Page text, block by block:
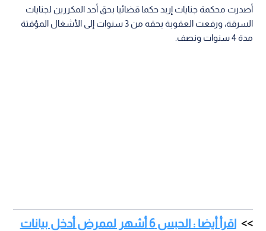
أصدرت محكمة جنايات إربد حكما قضائيا بحق أحد المكررين لجنايات
السرقة، ورفعت العقوبة بحقه من 3 سنوات إلى الأشغال المؤقتة
مدة 4 سنوات ونصف.
اقرأ أيضا : الحبس 6 أشهر لممرض أدخل بيانات